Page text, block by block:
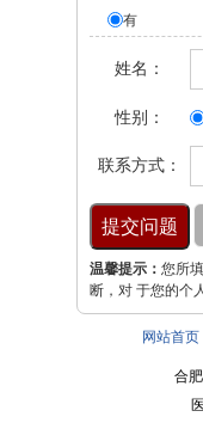
有
姓名：
性别：
联系方式：
温馨提示： 您所
断，对 于您的个
网站首页
合